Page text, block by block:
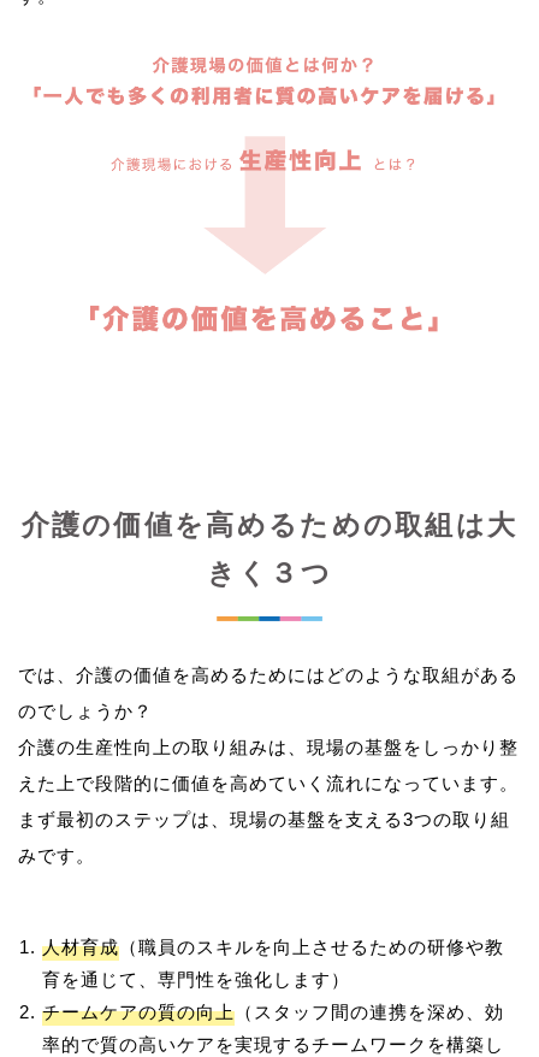
介護の価値を高めるための取組は大
きく３つ
では、介護の価値を高めるためにはどのような取組がある
のでしょうか？
介護の生産性向上の取り組みは、現場の基盤をしっかり整
えた上で段階的に価値を高めていく流れになっています。
まず最初のステップは、現場の基盤を支える3つの取り組
人材育成 （職員のスキルを向上させるための研修や教
育を通じて、専門性を強化します）
チームケアの質の向上 （スタッフ間の連携を深め、効
率的で質の高いケアを実現するチームワークを構築し